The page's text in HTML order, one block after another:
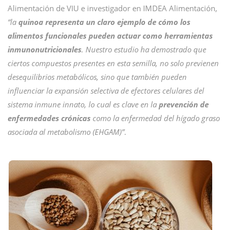
Alimentación de VIU e investigador en IMDEA Alimentación,
“la quinoa representa un claro ejemplo de cómo los
alimentos funcionales pueden actuar como herramientas
inmunonutricionales. Nuestro estudio ha demostrado que
ciertos compuestos presentes en esta semilla, no solo previenen
desequilibrios metabólicos, sino que también pueden
influenciar la expansión selectiva de efectores celulares del
sistema inmune innato, lo cual es clave en la prevención de
enfermedades crónicas como la enfermedad del hígado graso
asociada al metabolismo (EHGAM)”.